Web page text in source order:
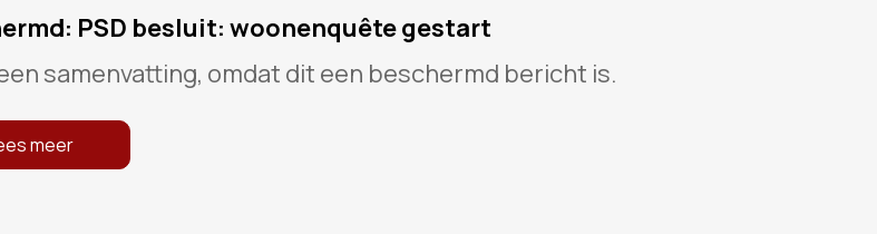
PSD besluit: woonenquête gestart
samenvatting, omdat dit een beschermd bericht is.
meer